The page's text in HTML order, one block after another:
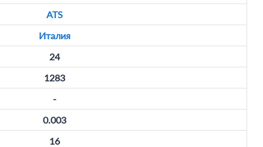
ATS
Италия
24
1283
-
0.003
16